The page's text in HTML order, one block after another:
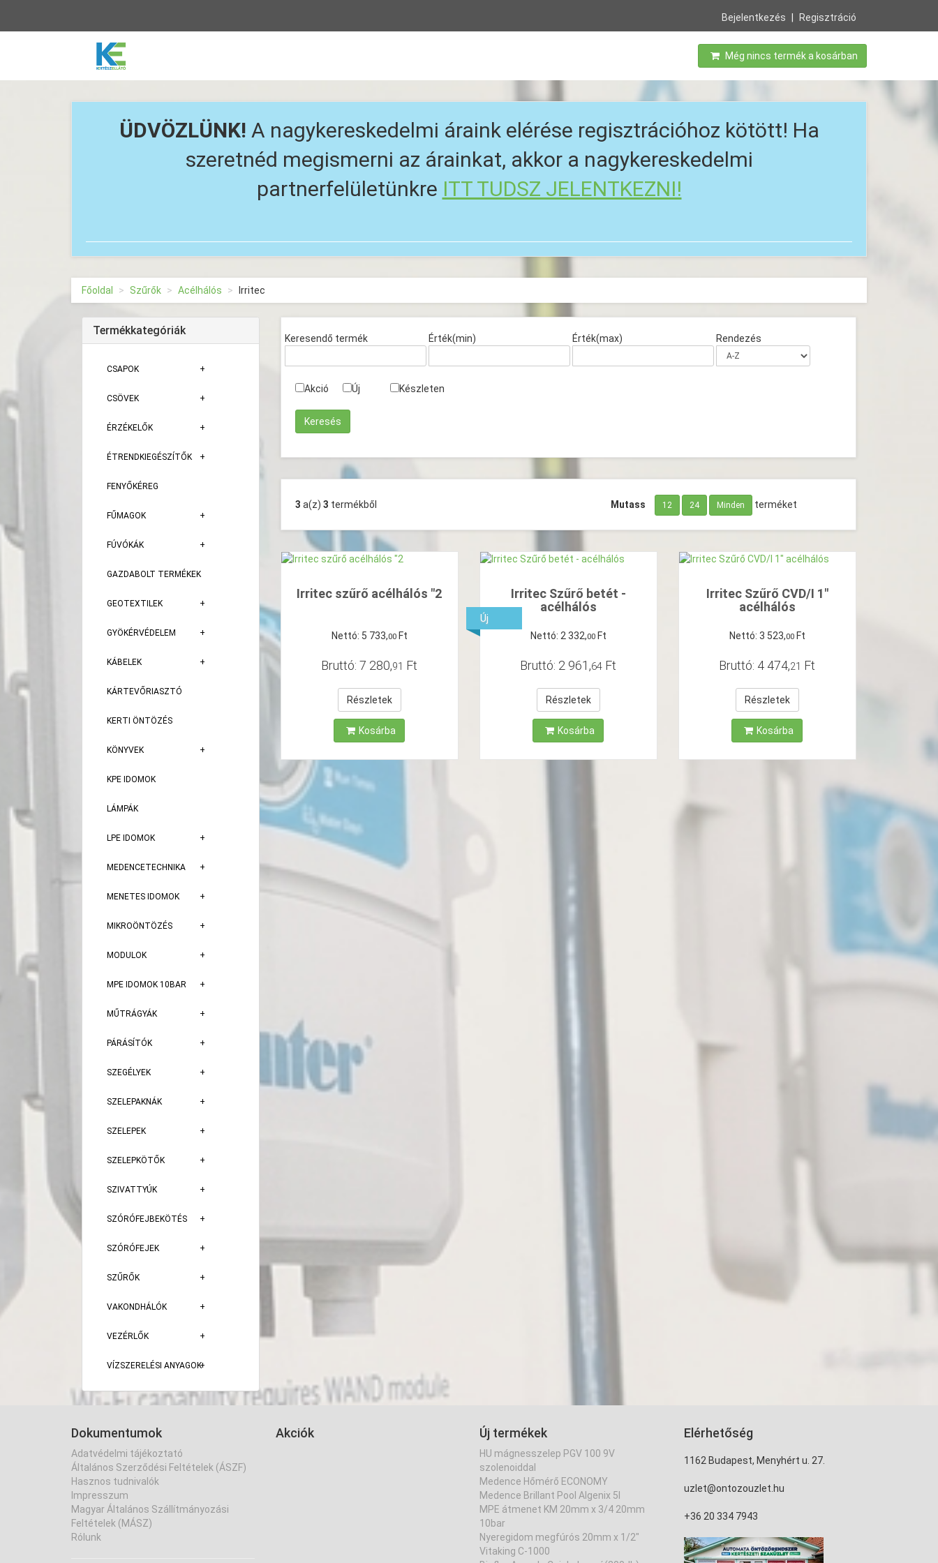
Bejelentkezés Regisztráció
Vissza
Még nincs termék a kosárban
ÜDVÖZLÜNK! A nagykereskedelmi áraink elérése regisztrációhoz kötött! Ha
szeretnéd megismerni az árainkat, akkor a nagykereskedelmi
partnerfelületünkre ITT TUDSZ JELENTKEZNI!
Főoldal Szűrők Acélhálós Irritec
Termékkategóriák
CSAPOK
CSÖVEK
ÉRZÉKELŐK
ÉTRENDKIEGÉSZÍTŐK
FENYŐKÉREG
FŰMAGOK
FÚVÓKÁK
GAZDABOLT TERMÉKEK
GEOTEXTILEK
GYÖKÉRVÉDELEM
KÁBELEK
KÁRTEVŐRIASZTÓ
KERTI ÖNTÖZÉS
KÖNYVEK
KPE IDOMOK
LÁMPÁK
LPE IDOMOK
MEDENCETECHNIKA
MENETES IDOMOK
MIKROÖNTÖZÉS
MODULOK
MPE IDOMOK 10BAR
MŰTRÁGYÁK
PÁRÁSÍTÓK
SZEGÉLYEK
SZELEPAKNÁK
SZELEPEK
SZELEPKÖTŐK
SZIVATTYÚK
SZÓRÓFEJBEKÖTÉS
SZÓRÓFEJEK
SZŰRŐK
VAKONDHÁLÓK
VEZÉRLŐK
VÍZSZERELÉSI ANYAGOK
Keresendő termék Érték(min) Érték(max) Rendezés
Akció Új Készleten
3 a(z) 3 termékből Mutass 12 24 Minden terméket
Irritec szűrő acélhálós "2
Nettó: 5 733,00 Ft
Bruttó:7 280,91 Ft
Részletek
Kosárba
Irritec Szűrő betét -
acélhálós
Nettó: 2 332,00 Ft
Bruttó: 2 961 ,64 Ft
Részletek
Kosárba
Új
Irritec Szűrő CVD/I 1"
acélhálós
Nettó: 3 523,00 Ft
Bruttó: 4 474,21 Ft
Részletek
Kosárba
Dokumentumok
Adatvédelmi tájékoztató
Általános Szerződési Feltételek (ÁSZF)
Hasznos tudnivalók
Impresszum
Magyar Általános Szállítmányozási
Feltételek (MÁSZ)
Rólunk
Akciók Új termékek
HU mágnesszelep PGV 100 9V
szolenoiddal
Medence Hőmérő ECONOMY
Medence Brillant Pool Algenix 5l
MPE átmenet KM 20mm x 3/4 20mm
10bar
Nyeregidom megfúrós 20mm x 1/2"
Vitaking C-1000
Elérhetőség
1162 Budapest, Menyhért u. 27.
uzlet@ontozouzlet.hu
+36 20 334 7943